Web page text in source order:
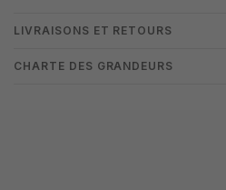
LIVRAISONS ET RETOURS
CHARTE DES GRANDEURS